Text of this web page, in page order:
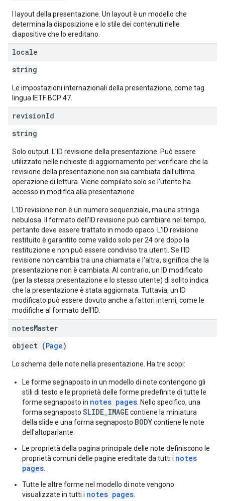
I layout della presentazione. Un layout è un modello che
determina la disposizione e lo stile dei contenuti nelle
diapositive che lo ereditano.
locale
string
Le impostazioni internazionali della presentazione, come tag
lingua IETF BCP 47.
revisionId
string
Solo output. L'ID revisione della presentazione. Può essere
utilizzato nelle richieste di aggiornamento per verificare che la
revisione della presentazione non sia cambiata dall'ultima
operazione di lettura. Viene compilato solo se l'utente ha
accesso in modifica alla presentazione.
L'ID revisione non è un numero sequenziale, ma una stringa
nebulosa. Il formato dell'ID revisione può cambiare nel tempo,
pertanto deve essere trattato in modo opaco. L'ID revisione
restituito è garantito come valido solo per 24 ore dopo la
restituzione e non può essere condiviso tra utenti. Se l'ID
revisione non cambia tra una chiamata e l'altra, significa che la
presentazione non è cambiata. Al contrario, un ID modificato
(per la stessa presentazione e lo stesso utente) di solito indica
che la presentazione è stata aggiornata. Tuttavia, un ID
modificato può essere dovuto anche a fattori interni, come le
modifiche al formato dell'ID.
notesMaster
object (Page)
Lo schema delle note nella presentazione. Ha tre scopi:
Le forme segnaposto in un modello di note contengono gli
stili di testo e le proprietà delle forme predefinite di tutte le
forme segnaposto in notes pages . Nello specifico, una
forma segnaposto SLIDE_IMAGEcontiene la miniatura
della slide e una forma segnaposto BODYcontiene le note
dell'altoparlante.
Le proprietà della pagina principale delle note definiscono le
proprietà comuni delle pagine ereditate da tutti i notes
pages
Tutte le altre forme nel modello di note vengono
visualizzate in tutti i notes pages